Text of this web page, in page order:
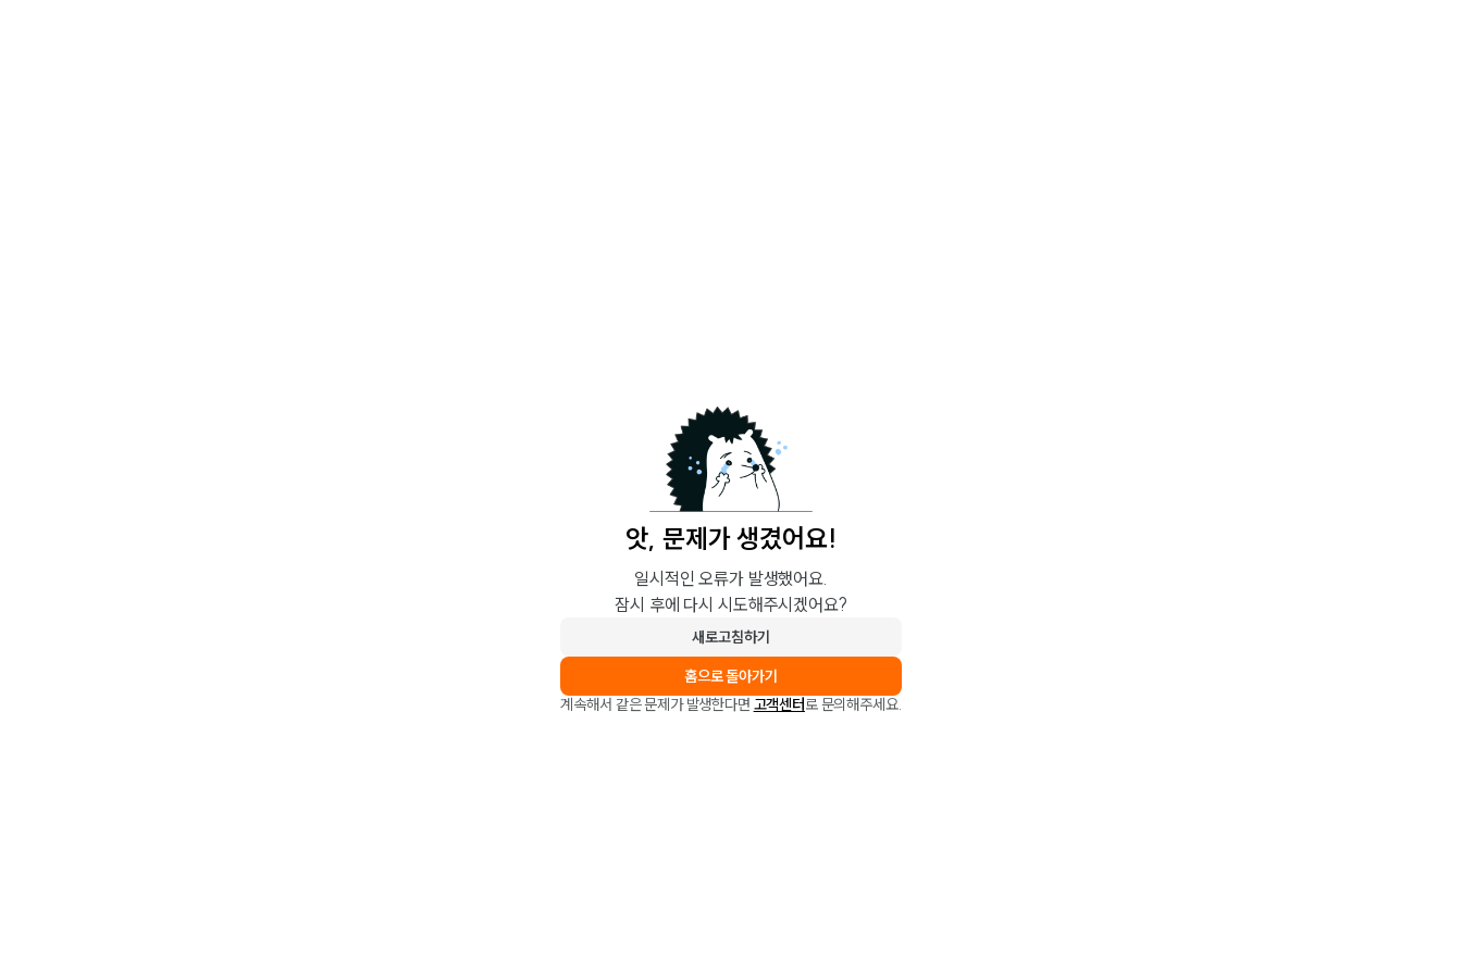
앗, 문제가 생겼어요!
일시적인 오류가 발생했어요.
잠시 후에 다시 시도해주시겠어요?
새로고침하기
홈으로 돌아가기
계속해서 같은 문제가 발생한다면 고객센터로 문의해주세요.